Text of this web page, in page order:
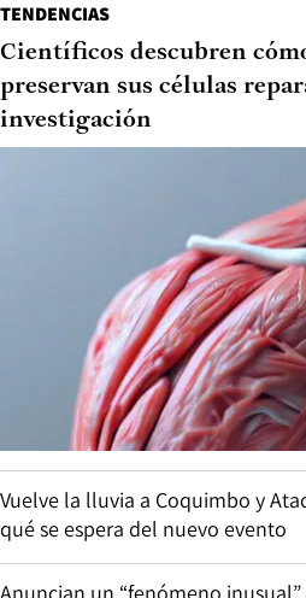
TENDENCIAS
Científicos descubren
preservan sus células
investigación
Vuelve la lluvia a Coquimbo y
qué se espera del nuevo evento